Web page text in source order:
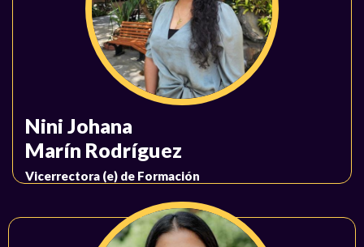
Nini Johana
Marín Rodríguez
Vicerrectora (e) de Formación